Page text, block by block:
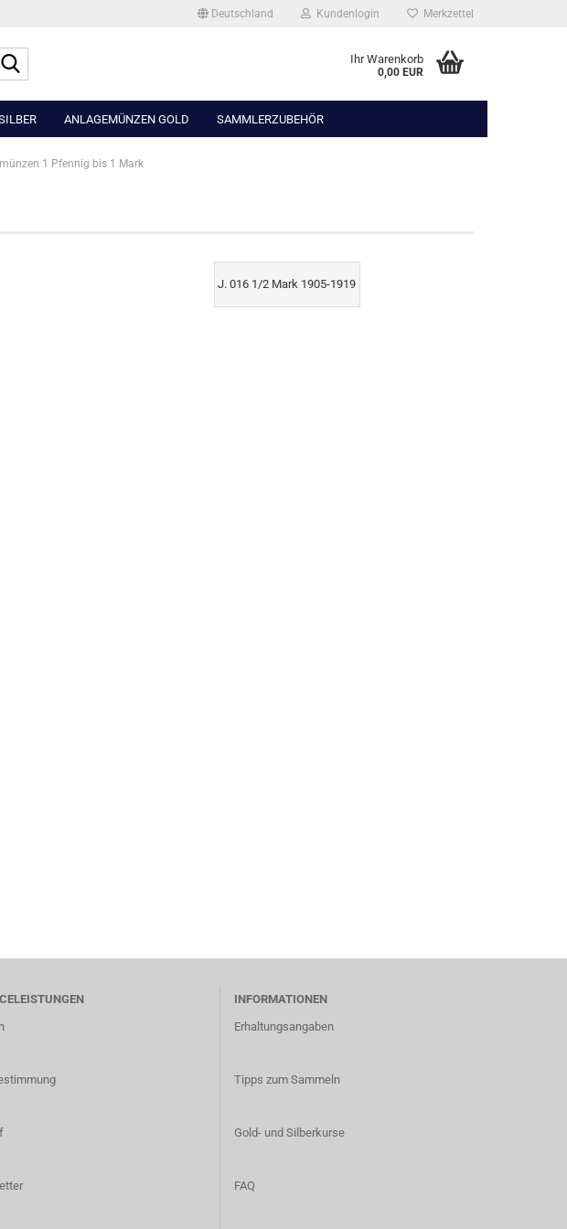
Deutschland Kundenlogin Merkzettel
Ihr Warenkorb
0,00 EUR
ANLAGEMÜNZEN GOLD SAMMLERZUBEHÖR
1 Pfennig bis 1 Mark
J. 016 1/2 Mark 1905-1919
INFORMATIONEN
Erhaltungsangaben
Tipps zum Sammeln
Gold- und Silberkurse
FAQ